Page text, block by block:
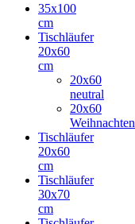
35x100
cm
Tischläufer
20x60
cm
20x60
neutral
20x60
Weihnachten
Tischläufer
20x60
cm
Tischläufer
30x70
cm